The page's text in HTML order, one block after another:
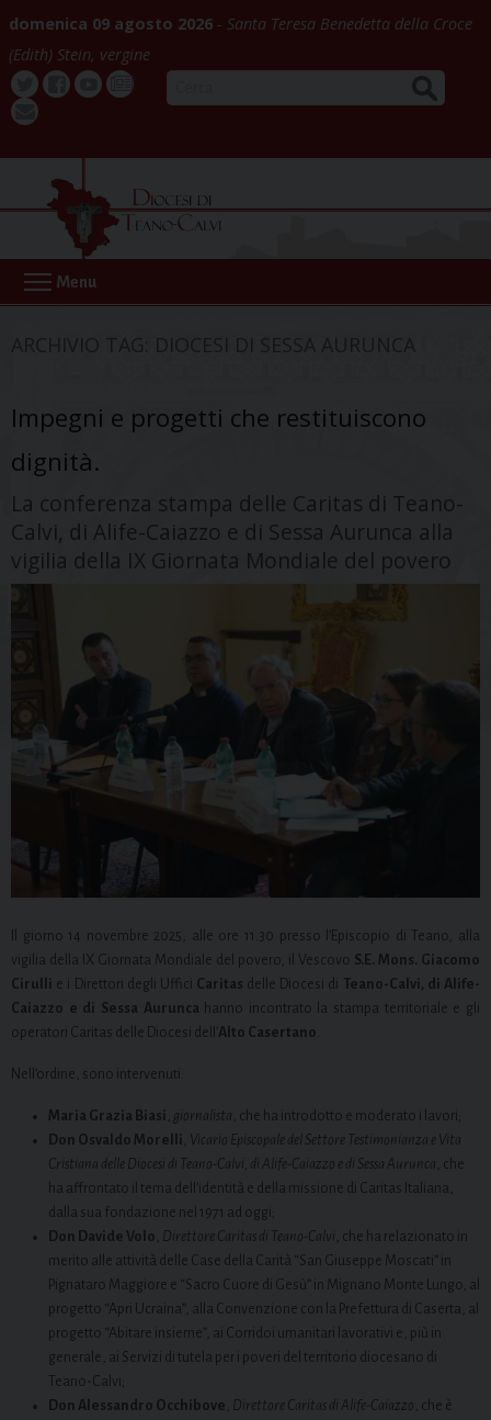
content
domenica 09 agosto 2026
Santa Teresa Benedetta della Croce
(Edith) Stein, vergine
Twitter
Notizia
Menu
Impegni e progetti che restituiscono
dignità.
La conferenza stampa delle Caritas di Teano-
Calvi, di Alife-Caiazzo e di Sessa Aurunca alla
vigilia della IX Giornata Mondiale del povero
Il giorno 14 novembre 2025, alle ore 11.30 presso l’Episcopio di Teano, alla
vigilia della IX Giornata Mondiale del povero, il Vescovo S.E. Mons. Giacomo
Cirulli e i Direttori degli Uffici Caritas delle Diocesi di Teano-Calvi, di Alife-
Caiazzo e di Sessa Aurunca hanno incontrato la stampa territoriale e gli
operatori Caritas delle Diocesi dell’Alto Casertano
Nell’ordine, sono intervenuti:
Maria Grazia Biasi giornalista , che ha introdotto e moderato i lavori;
Don Osvaldo Morelli
Vicario Episcopale del Settore Testimonianza e Vita
Cristiana delle Diocesi di Teano-Calvi, di Alife-Caiazzo e di Sessa Aurunca , che
ha affrontato il tema dell’identità e della missione di Caritas Italiana,
dalla sua fondazione nel 1971 ad oggi;
Don Davide Volo Direttore Caritas di Teano-Calvi , che ha relazionato in
merito alle attività delle Case della Carità “San Giuseppe Moscati” in
Pignataro Maggiore e “Sacro Cuore di Gesù” in Mignano Monte Lungo, al
progetto “Apri Ucraina”, alla Convenzione con la Prefettura di Caserta, al
progetto “Abitare insieme”, ai Corridoi umanitari lavorativi e, più in
generale, ai Servizi di tutela per i poveri del territorio diocesano di
Teano-Calvi;
Don Alessandro Occhibove Direttore Caritas di Alife-Caiazzo , che è